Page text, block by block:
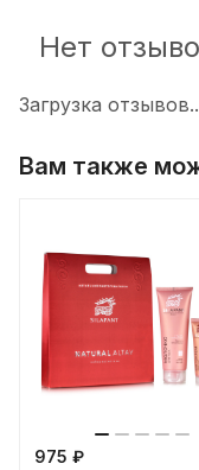
Загрузка
Нет
Вам также
975 ₽